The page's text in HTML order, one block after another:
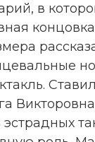
в
эстрадных